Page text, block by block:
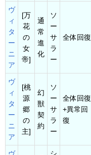
ヴ
ィ
タ
ー
ニ
ア
[万
花
の
女
帝]
通
常
進
化
ソ
ー
サ
ラ
ー
全体回復
ヴ
ィ
タ
ー
ニ
ア
[桃
源
郷
の
主]
幻
獣
契
約
ソ
ー
サ
ラ
ー
全体回復
+異常回
復